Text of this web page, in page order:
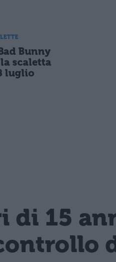
Bunny
scaletta
luglio
di 15